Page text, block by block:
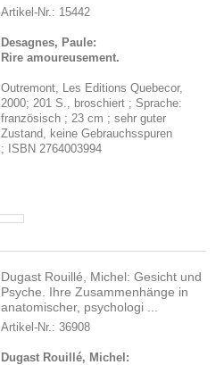
Artikel-Nr.: 15442
Desagnes, Paule:
Rire amoureusement.
Outremont, Les Editions Quebecor,
2000; 201 S., broschiert ; Sprache:
französisch ; 23 cm ; sehr guter
Zustand, keine Gebrauchsspuren
; ISBN 2764003994
Dugast Rouillé, Michel: Gesicht und
Psyche. Ihre Zusammenhänge in
anatomischer, psychologi ...
Artikel-Nr.: 36908
Dugast Rouillé, Michel: